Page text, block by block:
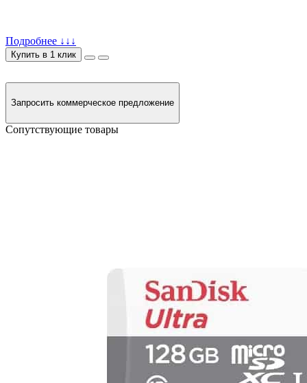
Подробнее ↓↓↓
Купить в 1 клик
Запросить коммерческое предложение
Сопутствующие товары